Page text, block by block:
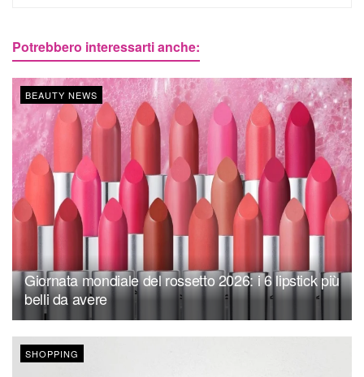
Potrebbero interessarti anche:
BEAUTY NEWS
Giornata mondiale del rossetto 2026: i 6 lipstick più
belli da avere
SHOPPING